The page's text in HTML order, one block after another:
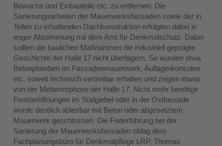
Bewuchs und Einbauteile etc. zu entfernen. Die
Sanierungsarbeiten der Mauerwerksfassaden sowie der in
Teilen zu erhaltenden Dachkonstruktion erfolgten dabei in
enger Abstimmung mit dem Amt für Denkmalschutz. Dabei
sollten die baulichen Maßnahmen die industriell geprägte
Geschichte der Halle 17 nicht überlagern. So wurden etwa
Betonplomben im Fassadenmauerwerk, Auflagerkonsolen
etc. soweit technisch vertretbar erhalten und zeigen etwas
von der Metamorphose der Halle 17. Nicht mehr benötige
Fensteröffnungen im Südgiebel oder in der Ostfassade
wurde deutlich ablesbar mit Beton oder abgesetztem
Mauerwerk geschlossen. Die Federführung bei der
Sanierung der Mauerwerksfassaden oblag dem
Fachplanungsbüro für Denkmalpflege LRP, Thomas